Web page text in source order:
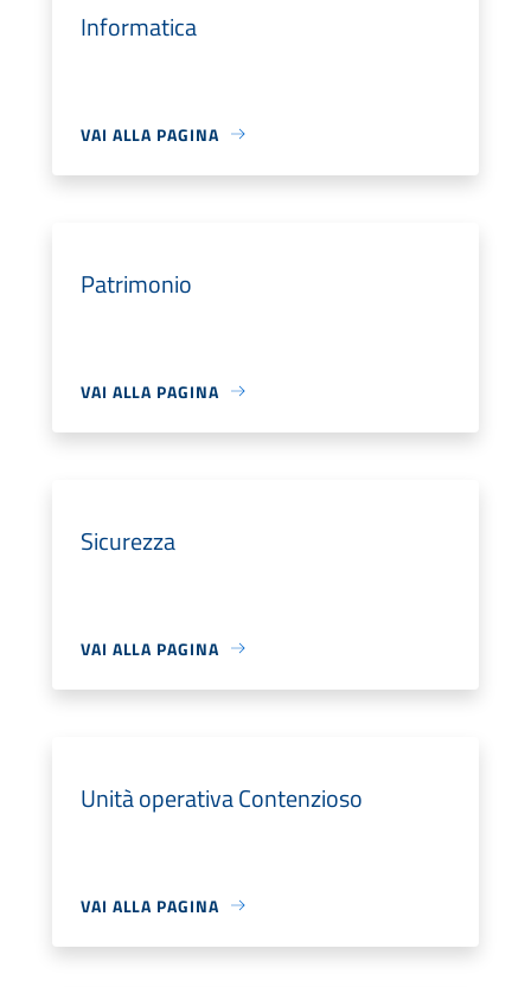
Informatica
VAI ALLA PAGINA
Patrimonio
VAI ALLA PAGINA
Sicurezza
VAI ALLA PAGINA
Unità operativa Contenzioso
VAI ALLA PAGINA